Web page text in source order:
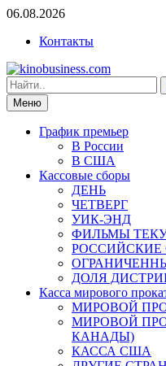
06.08.2026
Контакты
Меню
График премьер
В России
В США
Кассовые сборы
ДЕНЬ
ЧЕТВЕРГ
УИК-ЭНД
ФИЛЬМЫ
ДОЛЯ
Касса мирового
МИРОВОЙ
МИРОВОЙ
КАНАДЫ)
КАССА США